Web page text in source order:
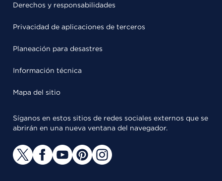
Derechos y responsabilidades
Privacidad de aplicaciones de terceros
Planeación para desastres
Información técnica
Mapa del sitio
Síganos en estos sitios de redes sociales externos que se
abrirán en una nueva ventana del navegador.